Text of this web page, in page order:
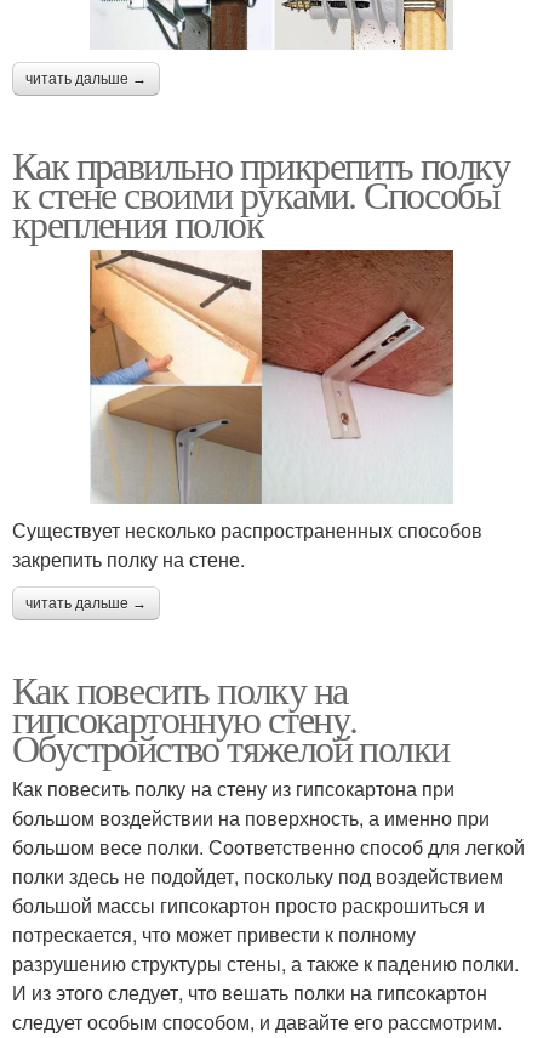
читать дальше →
Как правильно прикрепить полку
к стене своими руками. Способы
крепления полок
Существует несколько распространенных способов
закрепить полку на стене.
читать дальше →
Как повесить полку на
гипсокартонную стену.
Обустройство тяжелой полки
Как повесить полку на стену из гипсокартона при
большом воздействии на поверхность, а именно при
большом весе полки. Соответственно способ для легкой
полки здесь не подойдет, поскольку под воздействием
большой массы гипсокартон просто раскрошиться и
потрескается, что может привести к полному
разрушению структуры стены, а также к падению полки.
И из этого следует, что вешать полки на гипсокартон
следует особым способом, и давайте его рассмотрим.